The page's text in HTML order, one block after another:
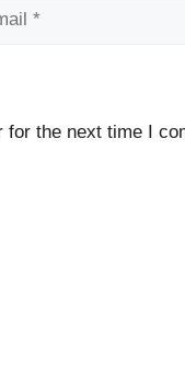
for the next time I